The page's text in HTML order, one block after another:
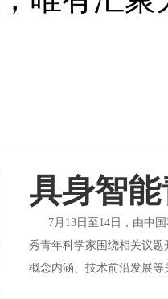
具身智
7月13日至14日，由中国
秀青年科学家围绕相关议
概念内涵、技术前沿发展